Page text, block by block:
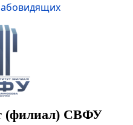
(филиал) СВФУ